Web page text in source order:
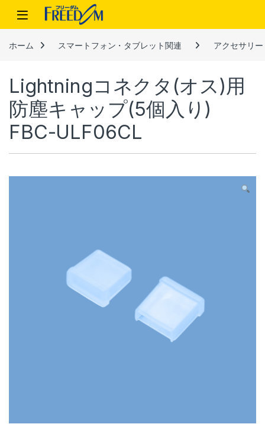
Skip to navigation
Skip to content
ホーム スマートフォン・タブレット関連 アクセサリー
Lightningコネクタ(オス)用
防塵キャップ(5個入り)
FBC-ULF06CL